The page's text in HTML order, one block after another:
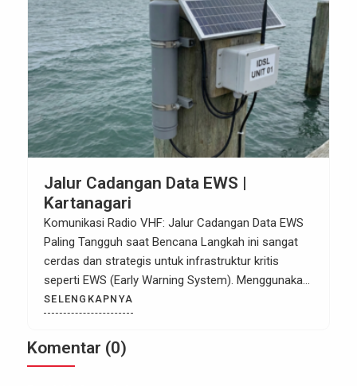
Jalur Cadangan Data EWS |
Kartanagari
Komunikasi Radio VHF: Jalur Cadangan Data EWS
Paling Tangguh saat Bencana Langkah ini sangat
cerdas dan strategis untuk infrastruktur kritis
seperti EWS (Early Warning System). Menggunakan
frekuensi VHF (Very High Frequency) sebagai jalur
redundancy (cadangan) memastikan data tetap
tumbang akibat bencana atau gangguan sinyal di
SELENGKAPNYA
Komentar (0)